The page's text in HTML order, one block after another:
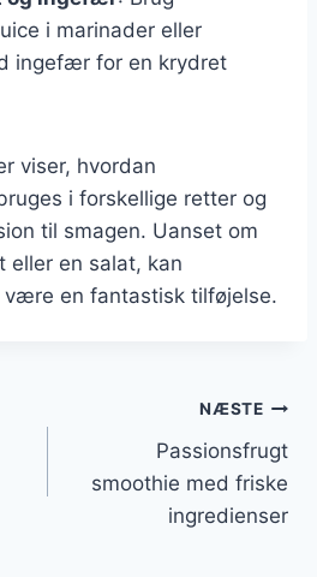
i marinader eller
ingefær for en krydret
viser, hvordan
i forskellige retter og
til smagen. Uanset om
eller en salat, kan
være en fantastisk tilføjelse.
NÆSTE
Passionsfrugt
smoothie med friske
ingredienser